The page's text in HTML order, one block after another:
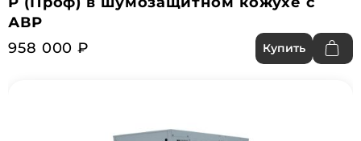
АВР
958 000 ₽
Купить